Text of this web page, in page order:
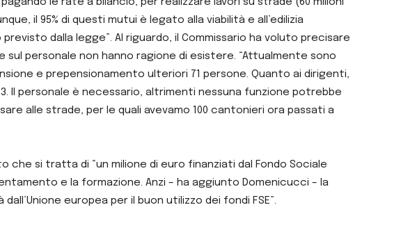
il 95% di questi mutui è legato alla viabilità e all’edilizia
dalla legge”. Al riguardo, il Commissario ha voluto precisare
personale non hanno ragione di esistere. “Attualmente sono
e prepensionamento ulteriori 71 persone. Quanto ai dirigenti,
Il personale è necessario, altrimenti nessuna funzione potrebbe
alle strade, per le quali avevamo 100 cantonieri ora passati a
si tratta di “un milione di euro finanziati dal Fondo Sociale
e la formazione. Anzi – ha aggiunto Domenicucci – la
europea per il buon utilizzo dei fondi FSE”.